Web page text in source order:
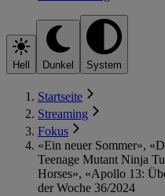
Hell Dunkel System
Startseite
Streaming
Fokus
«Ein neuer Sommer»,
Teenage Mutant Ninja
Horses», «Apollo 13:
der Woche 36/2024